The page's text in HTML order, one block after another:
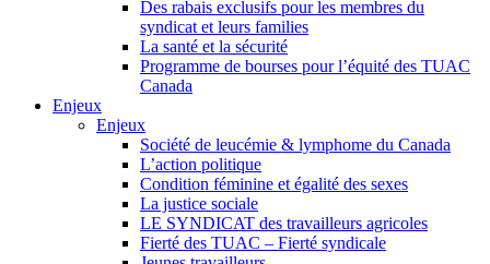
Des rabais exclusifs pour les membres du
syndicat et leurs families
La santé et la sécurité
Programme de bourses pour l’équité des TUAC
Canada
Enjeux
Enjeux
Société de leucémie & lymphome du Canada
L’action politique
Condition féminine et égalité des sexes
La justice sociale
LE SYNDICAT des travailleurs agricoles
Fierté des TUAC – Fierté syndicale